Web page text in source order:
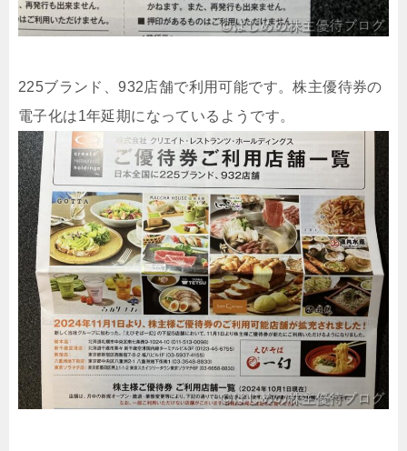
225ブランド、932店舗で利用可能です。株主優待券の
電子化は1年延期になっているようです。